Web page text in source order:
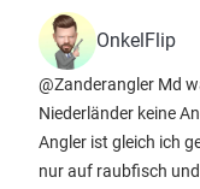
OnkelFlip
@Zanderangler Md
Niederländer keine
Angler ist gleich ich
nur auf raubfisch